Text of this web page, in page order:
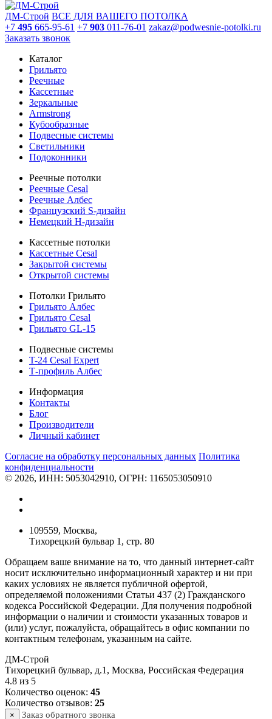
ДМ-Строй ВСЕ ДЛЯ ВАШЕГО ПОТОЛКА
+7 495 665-95-61 +7 903 011-76-01 zakaz@podwesnie-potolki.ru
Заказать звонок
Каталог
Грильято
Реечные
Кассетные
Зеркальные
Armstrong
Кубообразные
Подвесные системы
Светильники
Подоконники
Реечные потолки
Реечные Cesal
Реечные Албес
Французский S-дизайн
Немецкий H-дизайн
Кассетные потолки
Кассетные Cesal
Закрытой системы
Открытой системы
Потолки Грильято
Грильято Албес
Грильято Cesal
Грильято GL-15
Подвесные системы
T-24 Cesal Expert
Т-профиль Албес
Информация
Контакты
Блог
Производители
Личный кабинет
Согласие на обработку персональных данных Политикa
конфиденциальности
© 2026, ИНН: 5053042910, ОГРН: 1165053050910
109559, Москва,
Тихорецкий бульвар 1, стр. 80
Обращаем ваше внимание на то, что данный интернет-сайт
носит исключительно информационный характер и ни при
каких условиях не является публичной офертой,
определяемой положениями Статьи 437 (2) Гражданского
кодекса Российской Федерации. Для получения подробной
информации о наличии и стоимости указанных товаров и
(или) услуг, пожалуйста, обращайтесь в офис компании по
контактным телефонам, указанным на сайте.
ДМ-Строй
Тихорецкий бульвар, д.1 , Москва, Российская Федерация
4.8 из 5
Количество оценок: 45
Количество отзывов: 25
× Заказ обратного звонка